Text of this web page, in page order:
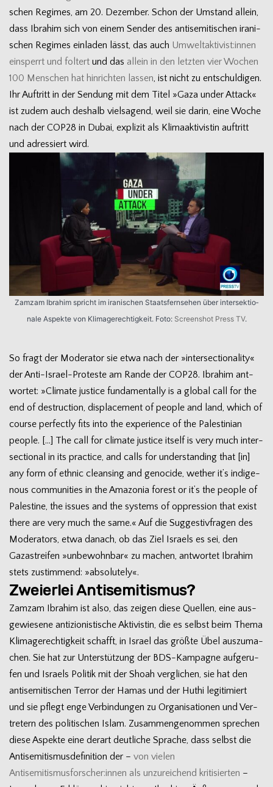
schen Regimes, am 20. Dezem­ber. Schon der Umstand allein,
dass Ibra­him sich von einem Sen­der des anti­se­mi­ti­schen ira­ni­
schen Regimes ein­la­den lässt, das auch Umweltaktivist:innen
ein­sperrt und fol­tert und das allein in den letz­ten vier Wochen
100 Men­schen hat hin­rich­ten las­sen, ist nicht zu ent­schul­di­gen.
Ihr Auf­tritt in der Sen­dung mit dem Titel »Gaza under Attack«
ist zudem auch des­halb viel­sa­gend, weil sie darin, eine Woche
nach der COP28 in Dubai, expli­zit als Kli­ma­ak­ti­vis­tin auf­tritt
und adres­siert wird.
Zamzam Ibra­him spricht im ira­ni­schen Staats­fern­se­hen über inter­sek­tio­
nale Aspekte von Kli­ma­ge­rech­tig­keit. Foto: Screen­shot Press TV.
So fragt der Mode­ra­tor sie etwa nach der »inter­sec­tion­a­lity«
der Anti-Israel-Proteste am Rande der COP28. Ibra­him ant­
wor­tet: »Cli­mate jus­tice fun­da­men­tally is a glo­bal call for the
end of des­truc­tion, dis­pla­ce­ment of peo­ple and land, which of
course per­fectly fits into the expe­ri­ence of the Pal­es­ti­nian
peo­ple. […] The call for cli­mate jus­tice its­elf is very much inter­
sec­tional in its prac­tice, and calls for under­stan­ding that [in]
any form of eth­nic cle­an­sing and geno­cide, wether it’s indi­ge­
nous com­mu­ni­ties in the Ama­zo­nia forest or it’s the peo­ple of
Pal­es­tine, the issues and the sys­tems of oppres­sion that exist
there are very much the same.« Auf die Sug­ges­tiv­fra­gen des
Mode­ra­tors, etwa danach, ob das Ziel Isra­els es sei, den
Gaza­strei­fen »unbe­wohn­bar« zu machen, ant­wor­tet Ibra­him
stets zustim­mend: »abso­lut­ely«.
Zweierlei Antisemitismus?
Zamzam Ibra­him ist also, das zei­gen diese Quel­len, eine aus­
ge­wie­sene anti­zio­nis­ti­sche Akti­vis­tin, die es selbst beim Thema
Kli­ma­ge­rech­tig­keit schafft, in Israel das größte Übel aus­zu­ma­
chen. Sie hat zur Unter­stüt­zung der BDS-Kampagne auf­ge­ru­
fen und Isra­els Poli­tik mit der Shoah ver­gli­chen, sie hat den
anti­se­mi­ti­schen Ter­ror der Hamas und der Huthi legi­ti­miert
und sie pflegt enge Ver­bin­dun­gen zu Orga­ni­sa­tio­nen und Ver­
tre­tern des poli­ti­schen Islam. Zusam­men­ge­nom­men spre­chen
diese Aspekte eine der­art deut­li­che Spra­che, dass selbst die
Anti­se­mi­tis­mus­de­fi­ni­tion der – von vie­len
Antisemitismusforscher:innen als unzu­rei­chend kri­ti­sier­ten –